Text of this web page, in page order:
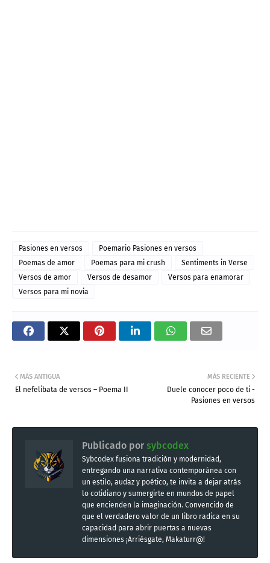
Pasiones en versos
Poemario Pasiones en versos
Poemas de amor
Poemas para mi crush
Sentiments in Verse
Versos de amor
Versos de desamor
Versos para enamorar
Versos para mi novia
MÁS RECIENTE
Duele conocer poco de ti -
Pasiones en versos
MÁS ANTIGUA
El nefelibata de versos – Poema II
Publicado por sybcodex
Sybcodex fusiona tradición y modernidad,
entregando una narrativa contemporánea con
un estilo, audaz y poético, te invita a dejar atrás
lo cotidiano y sumergirte en mundos de papel
que encienden la imaginación. Convencido de
que el verdadero valor de un libro radica en su
capacidad para abrir puertas a nuevas
dimensiones ¡Arriésgate, Makaturr@!